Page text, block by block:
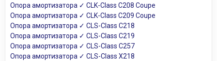
Опора амортизатора ✓ CLK-Class C208 Coupe
Опора амортизатора ✓ CLK-Class C209 Coupe
Опора амортизатора ✓ CLS-Class C218
Опора амортизатора ✓ CLS-Class C219
Опора амортизатора ✓ CLS-Class C257
Опора амортизатора ✓ CLS-Class X218